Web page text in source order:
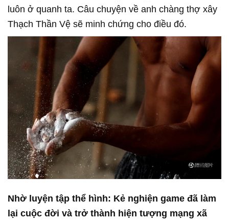
luôn ở quanh ta. Câu chuyện về anh chàng thợ xây
Thạch Thần Vệ sẽ minh chứng cho điều đó.
Nhờ luyện tập thể hình: Kẻ nghiện game đã làm
lại cuộc đời và trở thành hiện tượng mạng xã